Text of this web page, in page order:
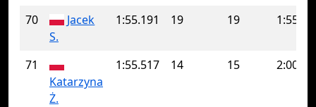
70
Jacek
S.
1:55.191 19 19
71
Katarzyna
Ż.
1:55.517 14 15